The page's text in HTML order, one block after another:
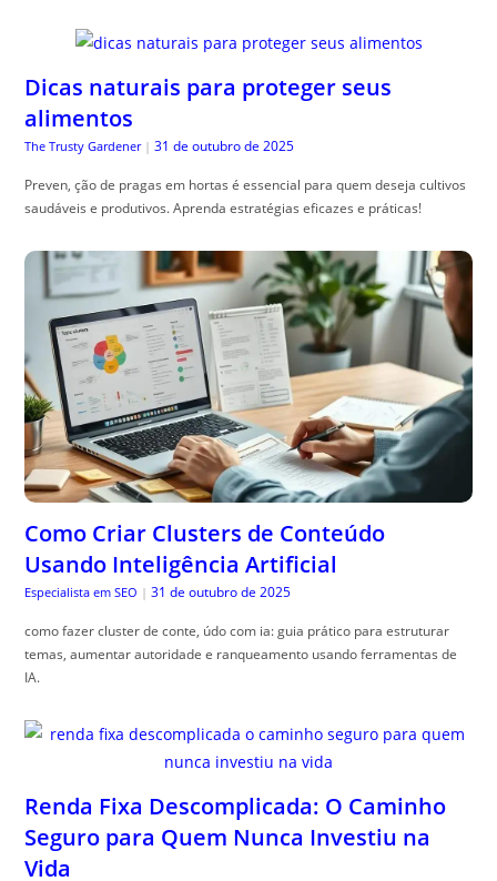
Dicas naturais para proteger seus
alimentos
The Trusty Gardener | 31 de outubro de 2025
Preven, ção de pragas em hortas é essencial para quem deseja cultivos
saudáveis e produtivos. Aprenda estratégias eficazes e práticas!
Como Criar Clusters de Conteúdo
Usando Inteligência Artificial
Especialista em SEO | 31 de outubro de 2025
como fazer cluster de conte, údo com ia: guia prático para estruturar
temas, aumentar autoridade e ranqueamento usando ferramentas de
IA.
Renda Fixa Descomplicada: O Caminho
Seguro para Quem Nunca Investiu na
Vida